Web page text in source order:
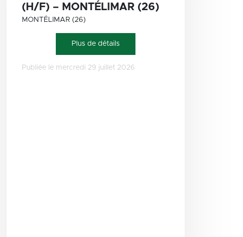
(H/F) – MONTÉLIMAR (26)
MONTÉLIMAR (26)
Plus de détails
Publiée le mercredi 29 juillet 2026